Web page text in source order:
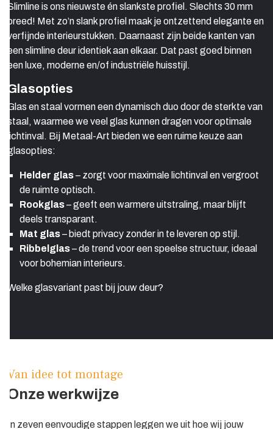
Slimline is ons nieuwste én slankste profiel. Slechts 30 mm
breed! Met zo’n slank profiel maak je ontzettend elegante en
verfijnde interieurstukken. Daarnaast zijn beide kanten van
een slimline deur identiek aan elkaar. Dat past goed binnen
een luxe, moderne en/of industriële huisstijl.
Glasopties
Glas en staal vormen een dynamisch duo door de sterkte van
staal, waarmee we veel glas kunnen dragen voor optimale
lichtinval. Bij Metaal-Art bieden we een ruime keuze aan
glasopties:
Helder glas– zorgt voor maximale lichtinval en vergroot
de ruimte optisch.
Rookglas– geeft een warmere uitstraling, maar blijft
deels transparant.
Mat glas– biedt privacy zonder in te leveren op stijl.
Ribbelglas– de trend voor een speelse structuur, ideaal
voor bohemian interieurs.
Welke glasvariant past bij jouw deur?
Van idee tot montage
Onze werkwijze
In zeven eenvoudige stappen leggen we uit hoe wij jouw